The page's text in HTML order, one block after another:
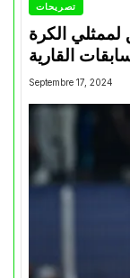
تصريحات
الكرة
Septembre 17, 2024